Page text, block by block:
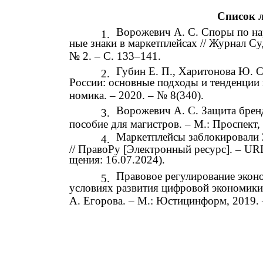
Список
1. Ворожевич А. С. Споры по
ные знаки в маркетплейсах // Журнал
№ 2. – C. 133–141.
2. Губин Е. П., Харитонова Ю.
России: основные подходы и
номика. – 2020. – № 8(340).
3. Ворожевич А. С. Защита
пособие для магистров. – М.:
4. Маркетплейсы
// ПравоРу [Электронный ресурс]. –
щения: 16.07.2024).
5. Правовое регулирование
условиях развития цифровой
А. Егорова. – М.: Юстицинформ, 2019.